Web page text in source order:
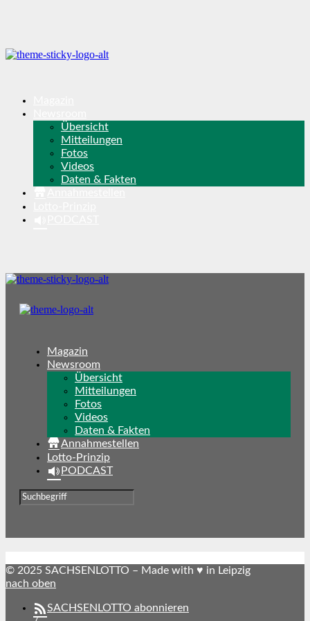
Übersicht
Mitteilungen
Fotos
Videos
Daten & Fakten
Magazin
Newsroom
Übersicht
Mitteilungen
Fotos
Videos
Daten & Fakten
Annahmestellen
Lotto-Prinzip
PODCAST
© 2025 SACHSENLOTTO – Made with ♥ in Leipzig
nach oben
SACHSENLOTTO abonnieren